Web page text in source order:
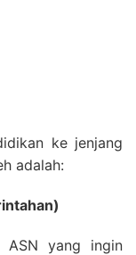
ke jenjang
adalah:
ASN yang ingin